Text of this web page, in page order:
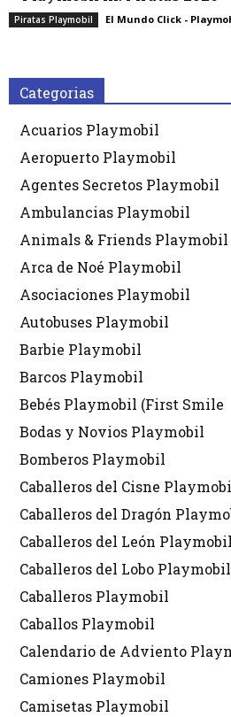
Piratas Playmobil El Mundo Click -
Categorias
Acuarios Playmobil
Aeropuerto Playmobil
Agentes Secretos Playmobil
Ambulancias Playmobil
Animals & Friends Playmobil
Arca de Noé Playmobil
Asociaciones Playmobil
Autobuses Playmobil
Barbie Playmobil
Barcos Playmobil
Bebés Playmobil (First Smile
Bodas y Novios Playmobil
Bomberos Playmobil
Caballeros del Cisne
Caballeros del Dragón
Caballeros del León Playmobil
Caballeros del Lobo Playmobil
Caballeros Playmobil
Caballos Playmobil
Calendario de Adviento
Camiones Playmobil
Camisetas Playmobil